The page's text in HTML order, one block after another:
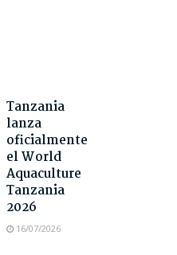
Tanzania
lanza
oficialmente
el World
Aquaculture
Tanzania
2026
16/07/2026